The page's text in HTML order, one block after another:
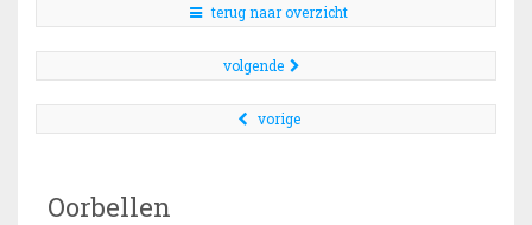
terug naar overzicht
volgende
vorige
Oorbellen